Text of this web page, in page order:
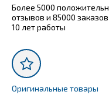
Более 5000
отзывов и 85000 заказов
10 лет работы
Оригинальные товары